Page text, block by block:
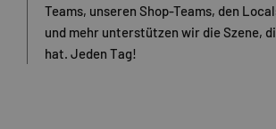
Teams, unseren Shop-Teams, den
und mehr unterstützen wir die Szene,
hat. Jeden Tag!